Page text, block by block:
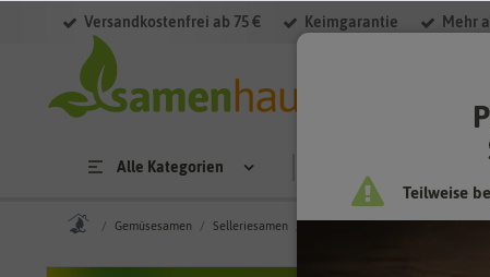
Versandkostenfrei ab 75 € Keimgarantie Mehr
Alle Kategorien
Gemüsesamen Selleriesamen
Teilweise